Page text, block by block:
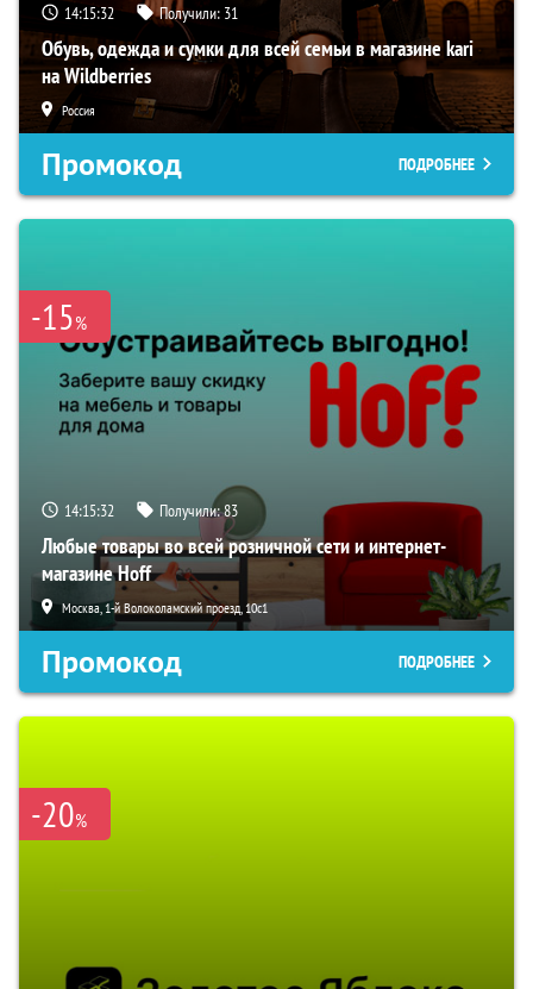
14:15:31 Получили: 31
Обувь, одежда и сумки для всей семьи в магазине kari
на Wildberries
Россия
Промокод ПОДРОБНЕЕ
-15%
14:15:31 Получили:83
Любые товары во всей розничной сети и интернет-
магазине Hoff
Москва, 1-й Волоколамский проезд, 10с1
Промокод ПОДРОБНЕЕ
-20%